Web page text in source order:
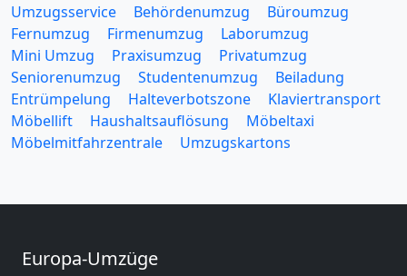
Umzugsservice Behördenumzug
Büroumzug
Fernumzug
Firmenumzug
Laborumzug
Mini Umzug
Praxisumzug
Privatumzug
Seniorenumzug
Studentenumzug
Beiladung
Entrümpelung
Halteverbotszone
Klaviertransport
Möbellift
Haushaltsauflösung
Möbeltaxi
Möbelmitfahrzentrale
Umzugskartons
Europa-Umzüge